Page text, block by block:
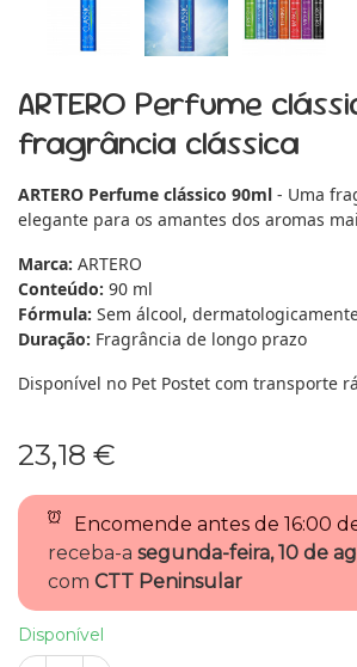
ARTERO Perfume
fragrância clássica
ARTERO Perfume clássico 90ml - Uma
elegante para os amantes dos aromas
Marca: ARTERO
Conteúdo: 90 ml
Fórmula: Sem álcool,
Duração: Fragrância de longo prazo
Disponível no Pet Postet com transporte
23,18 €
Encomende antes de 16:00
receba-a segunda-feira, 10 de
com CTT Peninsular
Disponível